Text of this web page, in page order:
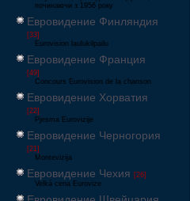
починаючи з 1956 року
Евровидение Финляндия
[33]
Eurovision laulukilpailu
Евровидение Франция
[49]
Concours Eurovision de la chanson
Евровидение Хорватия
[22]
Pjesma Eurovizije
Евровидение Черногория
[21]
Montevizija
Евровидение Чехия [26]
Velká cena Eurovize